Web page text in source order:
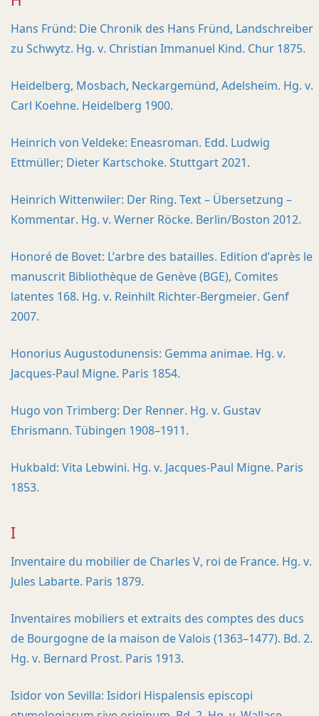
Hans Fründ: Die Chronik des Hans Fründ, Landschreiber
zu Schwytz. Hg. v. Christian Immanuel Kind. Chur 1875.
Heidelberg, Mosbach, Neckargemünd, Adelsheim. Hg. v.
Carl Koehne. Heidelberg 1900.
Heinrich von Veldeke: Eneasroman. Edd. Ludwig
Ettmüller; Dieter Kartschoke. Stuttgart 2021.
Heinrich Wittenwiler: Der Ring. Text – Übersetzung –
Kommentar. Hg. v. Werner Röcke. Berlin/Boston 2012.
Honoré de Bovet: L’arbre des batailles. Edition d’après le
manuscrit Bibliothèque de Genève (BGE), Comites
latentes 168. Hg. v. Reinhilt Richter-Bergmeier. Genf
2007.
Honorius Augustodunensis: Gemma animae. Hg. v.
Jacques-Paul Migne. Paris 1854.
Hugo von Trimberg: Der Renner. Hg. v. Gustav
Ehrismann. Tübingen 1908–1911.
Hukbald: Vita Lebwini. Hg. v. Jacques-Paul Migne. Paris
1853.
I
Inventaire du mobilier de Charles V, roi de France. Hg. v.
Jules Labarte. Paris 1879.
Inventaires mobiliers et extraits des comptes des ducs
de Bourgogne de la maison de Valois (1363–1477). Bd. 2.
Hg. v. Bernard Prost. Paris 1913.
Isidor von Sevilla: Isidori Hispalensis episcopi